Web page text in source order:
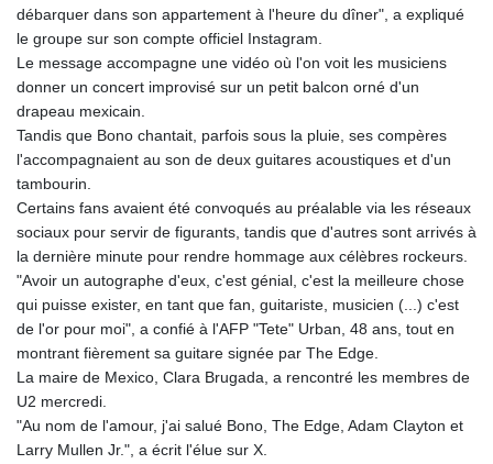
débarquer dans son appartement à l'heure du dîner", a expliqué
le groupe sur son compte officiel Instagram.
Le message accompagne une vidéo où l'on voit les musiciens
donner un concert improvisé sur un petit balcon orné d'un
drapeau mexicain.
Tandis que Bono chantait, parfois sous la pluie, ses compères
l'accompagnaient au son de deux guitares acoustiques et d'un
tambourin.
Certains fans avaient été convoqués au préalable via les réseaux
sociaux pour servir de figurants, tandis que d'autres sont arrivés à
la dernière minute pour rendre hommage aux célèbres rockeurs.
"Avoir un autographe d'eux, c'est génial, c'est la meilleure chose
qui puisse exister, en tant que fan, guitariste, musicien (...) c'est
de l'or pour moi", a confié à l'AFP "Tete" Urban, 48 ans, tout en
montrant fièrement sa guitare signée par The Edge.
La maire de Mexico, Clara Brugada, a rencontré les membres de
U2 mercredi.
"Au nom de l'amour, j'ai salué Bono, The Edge, Adam Clayton et
Larry Mullen Jr.", a écrit l'élue sur X.